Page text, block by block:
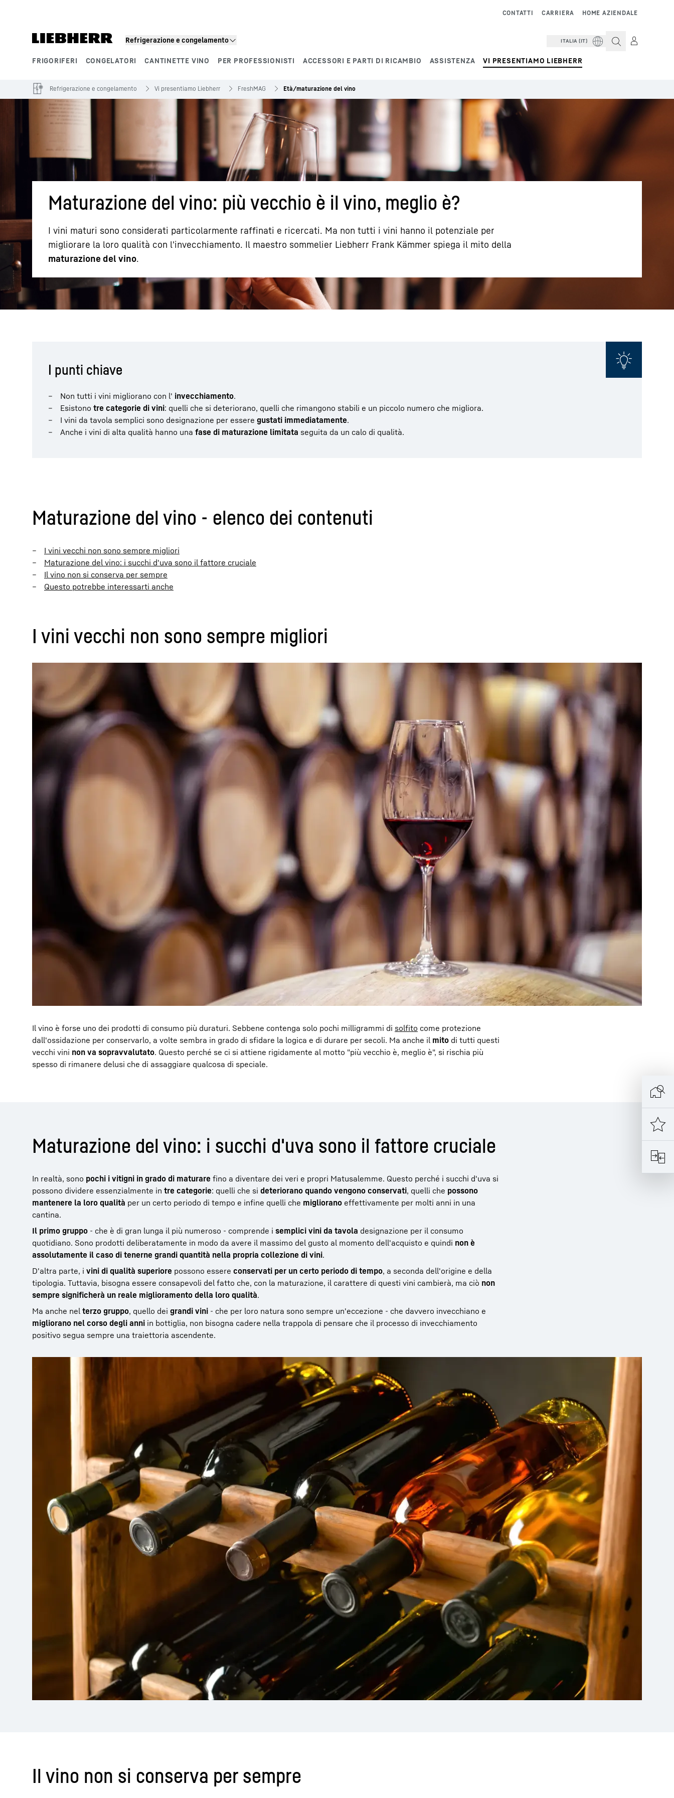
Refrigerazione e congelamento
FRIGORIFERI CONGELATORI CANTINETTE VINO PER PROFESSIONISTI ACCESSORI E PARTI DI RICAMBIO ASSISTENZA VI PRESENTIAMO LIEBHERR
HOME AZIENDALE
CARRIERA
CONTATTI
ITALIA (IT)
Maggiori informazioni sulla società Carriera in Liebherr
Refrigerazione e congelamento Vi presentiamo Liebherr FreshMAG Età/maturazione del vino
Maturazione del vino: più vecchio è il vino, meglio è?
I vini maturi sono considerati particolarmente raffinati e ricercati. Ma non tutti i vini hanno il potenziale per
migliorare la loro qualità con l'invecchiamento. Il maestro sommelier Liebherr Frank Kämmer spiega il mito della
maturazione del vino.
I punti chiave
Non tutti i vini migliorano con l' invecchiamento.
Esistono tre categorie di vini: quelli che si deteriorano, quelli che rimangono stabili e un piccolo numero che migliora.
I vini da tavola semplici sono designazione per essere gustati immediatamente.
Anche i vini di alta qualità hanno una fase di maturazione limitata seguita da un calo di qualità.
Maturazione del vino - elenco dei contenuti
I vini vecchi non sono sempre migliori
Maturazione del vino: i succhi d'uva sono il fattore cruciale
Il vino non si conserva per sempre
Questo potrebbe interessarti anche
I vini vecchi non sono sempre migliori
Il vino è forse uno dei prodotti di consumo più duraturi. Sebbene contenga solo pochi milligrammi di solfito come protezione
dall'ossidazione per conservarlo, a volte sembra in grado di sfidare la logica e di durare per secoli. Ma anche il mito di tutti questi
vecchi vini non va sopravvalutato. Questo perché se ci si attiene rigidamente al motto "più vecchio è, meglio è", si rischia più
spesso di rimanere delusi che di assaggiare qualcosa di speciale.
Maturazione del vino: i succhi d'uva sono il fattore cruciale
In realtà, sono pochi i vitigni in grado di maturare fino a diventare dei veri e propri Matusalemme. Questo perché i succhi d'uva si
possono dividere essenzialmente in tre categorie: quelli che si deteriorano quando vengono conservati, quelli che possono
mantenere la loro qualità per un certo periodo di tempo e infine quelli che migliorano effettivamente per molti anni in una
cantina.
Il primo gruppo - che è di gran lunga il più numeroso - comprende i semplici vini da tavola designazione per il consumo
quotidiano. Sono prodotti deliberatamente in modo da avere il massimo del gusto al momento dell'acquisto e quindi non è
assolutamente il caso di tenerne grandi quantità nella propria collezione di vini.
D'altra parte, i vini di qualità superiore possono essere conservati per un certo periodo di tempo, a seconda dell'origine e della
tipologia. Tuttavia, bisogna essere consapevoli del fatto che, con la maturazione, il carattere di questi vini cambierà, ma ciò non
sempre significherà un reale miglioramento della loro qualità.
Ma anche nel terzo gruppo, quello dei grandi vini - che per loro natura sono sempre un'eccezione - che davvero invecchiano e
migliorano nel corso degli anni in bottiglia, non bisogna cadere nella trappola di pensare che il processo di invecchiamento
positivo segua sempre una traiettoria ascendente.
Il vino non si conserva per sempre